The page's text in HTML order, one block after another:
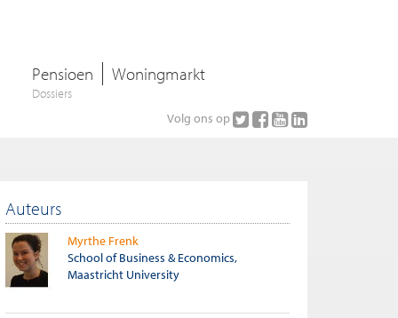
Pensioen Woningmarkt
Dossiers
Volg ons op
Auteurs
Myrthe Frenk
School of Business & Economics,
Maastricht University